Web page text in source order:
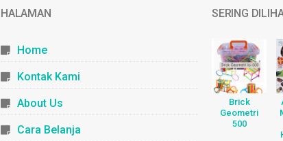
HALAMAN
Home
Kontak Kami
About Us
Cara Belanja
SERING
Brick
Geometri
500